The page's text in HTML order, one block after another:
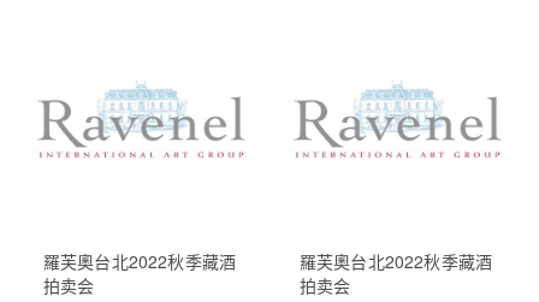
羅芙奧台北2022秋季藏酒
拍卖会
羅芙奧台北2022秋季藏酒
拍卖会